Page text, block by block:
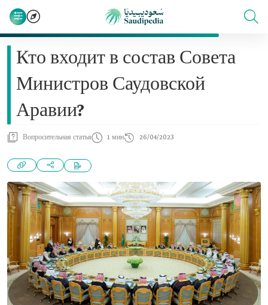
Кто входит в состав Совета
Министров Саудовской
Аравии?
Вопросительная статья 1 мин 26/04/2023